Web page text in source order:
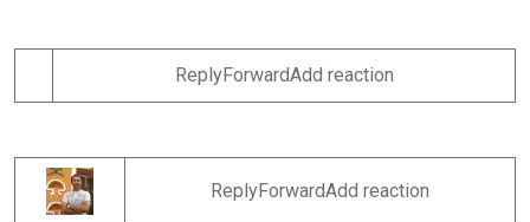
ReplyForwardAdd reaction
ReplyForwardAdd reaction